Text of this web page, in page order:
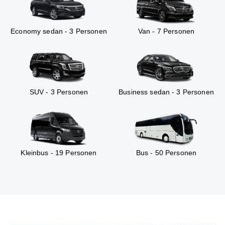
Economy sedan - 3 Personen Van - 7 Personen
SUV - 3 Personen Business sedan - 3 Personen
Kleinbus - 19 Personen Bus - 50 Personen